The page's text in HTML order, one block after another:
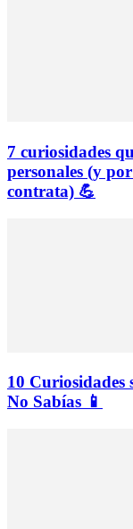
7 curiosidades
personales (y
contrata) 💪
10 Curiosidades
No Sabías 📱